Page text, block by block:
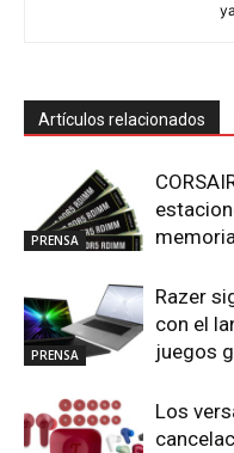
Artículos relacionados
PRENSA
PRENSA
Razer
con el
juegos
Los